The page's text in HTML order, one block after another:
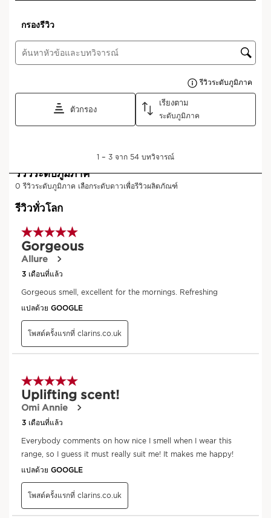
ผลิตภัณฑ์ Aroma สำหรับทุกห้วง
อารมณ์
ไม่ว่าคุณกำลังมองหาความรู้สึกแบบไหน เรามี
ผลิตภัณฑ์ Aroma พิเศษเฉพาะสำหรับคุณ
ค้นพบกลุ่มผลิตภัณฑ์